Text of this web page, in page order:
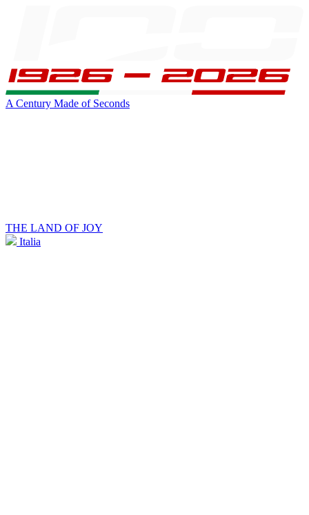
A Century Made of Seconds
THE LAND OF JOY
Italia